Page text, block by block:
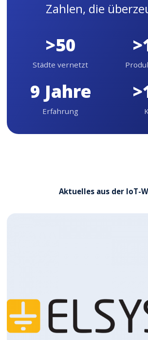
Zahlen, die
>50
Städte vernetzt
9 Jahre
Erfahrung
Aktuelles aus der IoT-